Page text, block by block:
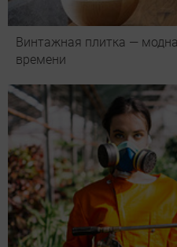
Винтажная плитка —
времени